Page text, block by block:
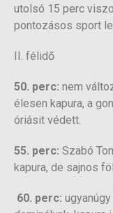
utolsó 15 perc
pontozásos sport
II. félidő
50. perc: nem
élesen kapura, a
óriásit védett.
55. perc: Szabó
kapura, de sajnos
60. perc: